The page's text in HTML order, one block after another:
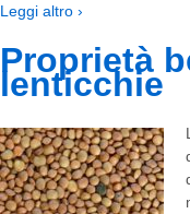
Leggi altro ›
Proprietà
lenticchie